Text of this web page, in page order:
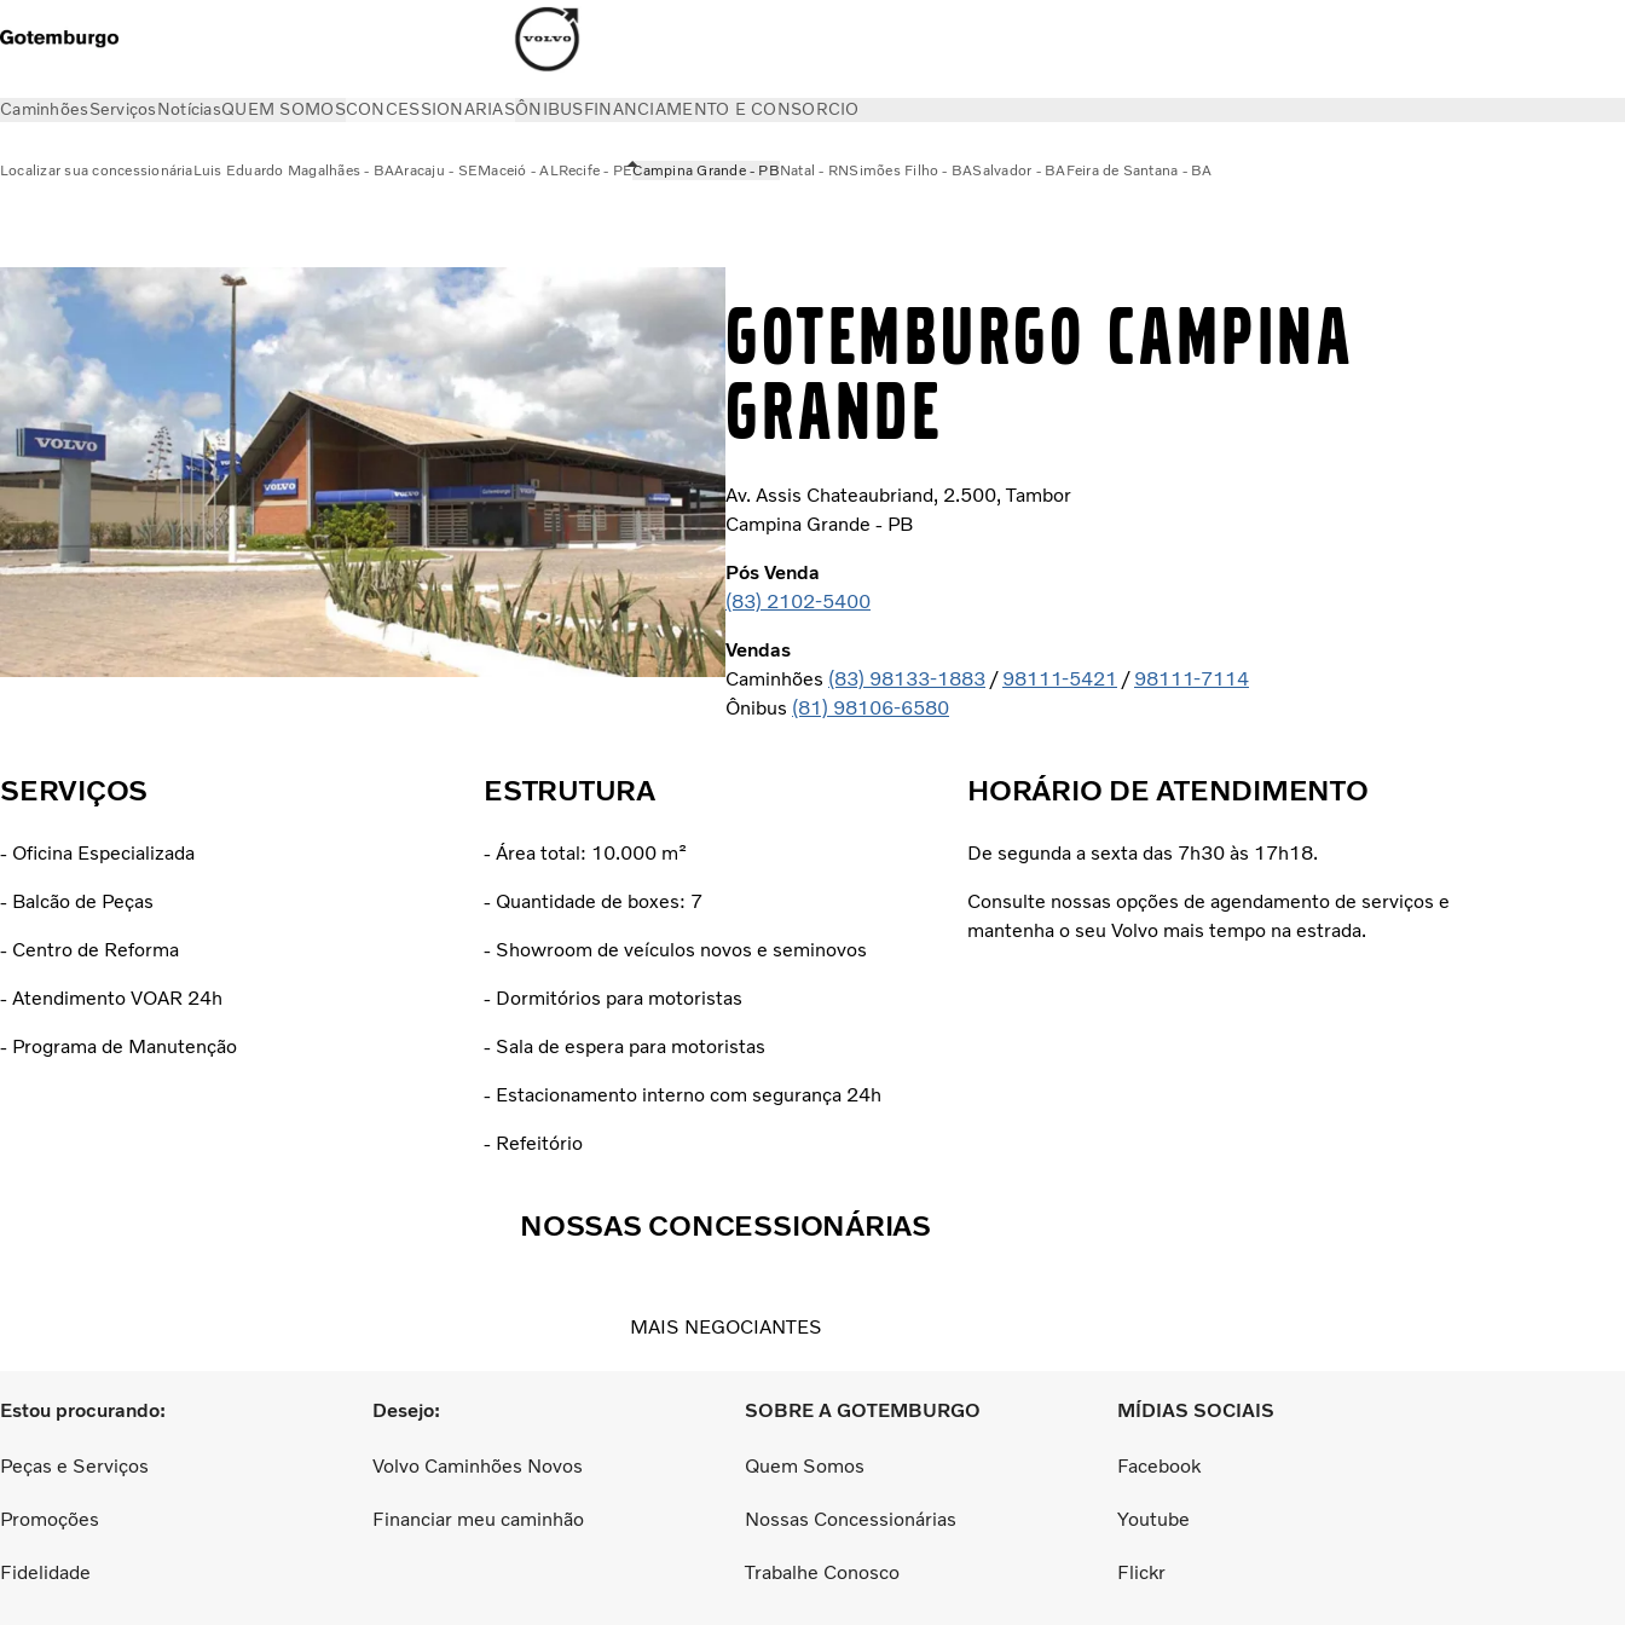
CaminhõesServiçosNotíciasQUEM SOMOSCONCESSIONARIASÔNIBUSFINANCIAMENTO E CONSORCIO
Localizar sua concessionáriaLuis Eduardo Magalhães - BAAracaju - SEMaceió - ALRecife - PECampina Grande - PBNatal - RNSimões Filho - BASalvador - BAFeira de Santana - BA
GOTEMBURGO CAMPINA
GRANDE
Av. Assis Chateaubriand, 2.500, Tambor
Campina Grande - PB
Pós Venda
(83) 2102-5400
Vendas
Caminhões (83) 98133-1883 / 98111-5421 / 98111-7114
Ônibus (81) 98106-6580
SERVIÇOS
- Oficina Especializada
- Balcão de Peças
- Centro de Reforma
- Atendimento VOAR 24h
- Programa de Manutenção
ESTRUTURA
- Área total: 10.000 m²
- Quantidade de boxes: 7
- Showroom de veículos novos e seminovos
- Dormitórios para motoristas
- Sala de espera para motoristas
- Estacionamento interno com segurança 24h
- Refeitório
HORÁRIO DE ATENDIMENTO
De segunda a sexta das 7h30 às 17h18.
Consulte nossas opções de agendamento de serviços e
mantenha o seu Volvo mais tempo na estrada.
NOSSAS CONCESSIONÁRIAS
MAIS NEGOCIANTES
Estou procurando:
Peças e Serviços
Promoções
Fidelidade
Desejo:
Volvo Caminhões Novos
Financiar meu caminhão
SOBRE A GOTEMBURGO
Quem Somos
Nossas Concessionárias
Trabalhe Conosco
MÍDIAS SOCIAIS
Facebook
Youtube
Flickr